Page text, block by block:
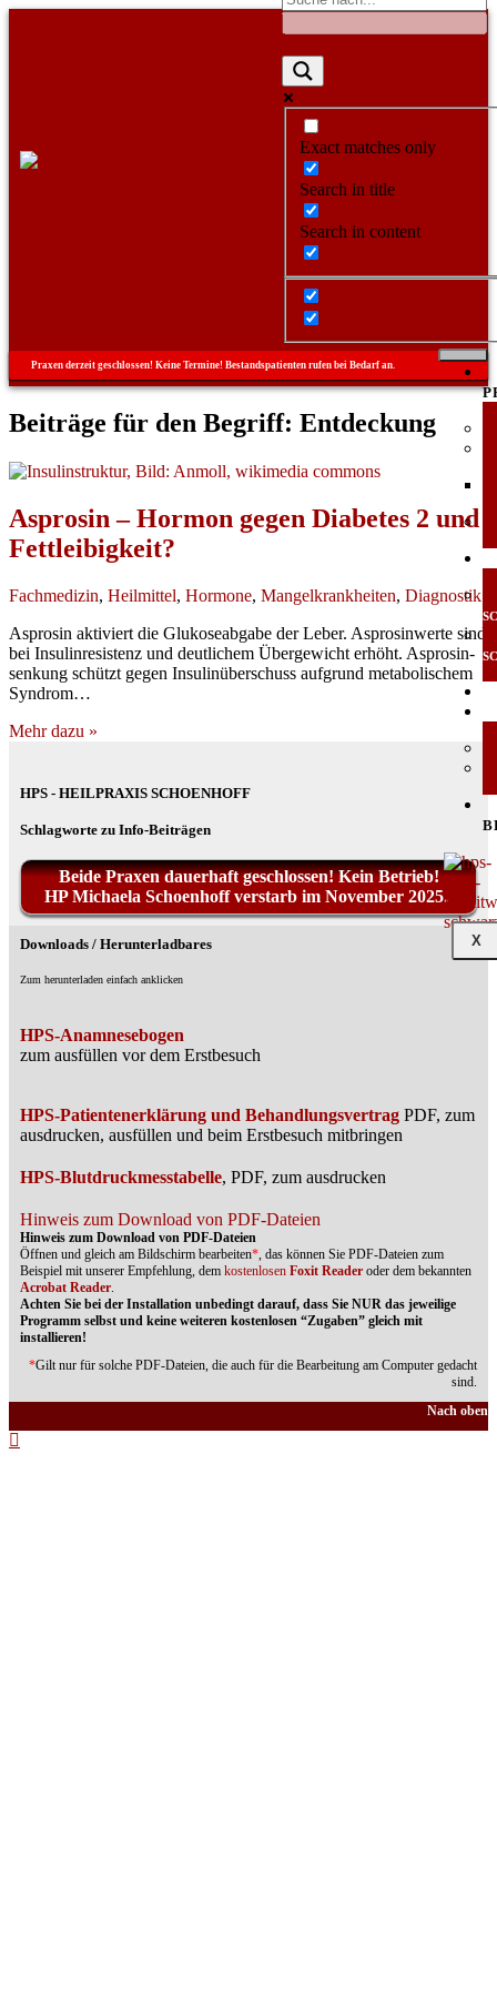
Exact matches only
Search in title
Search in content
Praxen derzeit geschlossen! Keine Termine! Bestandspatienten rufen bei Bedarf an.
X
Beiträge für den Begriff: Entdeckung
Asprosin – Hormon gegen Diabetes 2 und
Fettleibigkeit?
Fachmedizin, Heilmittel, Hormone, Mangelkrankheiten, Diagnostik
Asp­ro­sin akti­viert die Glu­ko­se­ab­ga­be der Leber. Asp­ro­sin­wer­te sind
bei Insu­lin­re­sis­tenz und deut­li­chem Über­ge­wicht erhöht. Asp­ro­sin­
sen­kung schützt gegen Insu­lin­über­schuss auf­grund meta­bo­li­schem
Syndrom…
Mehr dazu »
HPS - HEILPRAXIS SCHOENHOFF
Schlagworte zu Info-Beiträgen
Beide Praxen dauerhaft geschlossen! Kein Betrieb!
HP Michaela Schoenhoff verstarb im November 2025.
Downloads / Herunterladbares
Zum herunterladen einfach anklicken
HPS-Anamnesebogen
zum ausfüllen vor dem Erstbesuch
HPS-Patientenerklärung und Behandlungsvertrag PDF, zum
ausdrucken, ausfüllen und beim Erstbesuch mitbringen
HPS-Blutdruckmesstabelle, PDF, zum ausdrucken
Hinweis zum Download von PDF-Dateien
Hinweis zum Download von PDF-Dateien
Öffnen und gleich am Bildschirm bearbeiten*, das können Sie PDF-Dateien zum
Beispiel mit unserer Empfehlung, dem kostenlosen Foxit Reader oder dem bekannten
Acrobat Reader.
Achten Sie bei der Installation unbedingt darauf, dass Sie NUR das jeweilige
Programm selbst und keine weiteren kostenlosen “Zugaben” gleich mit
installieren!
*Gilt nur für solche PDF-Dateien, die auch für die Bearbeitung am Computer gedacht
sind.
Nach oben